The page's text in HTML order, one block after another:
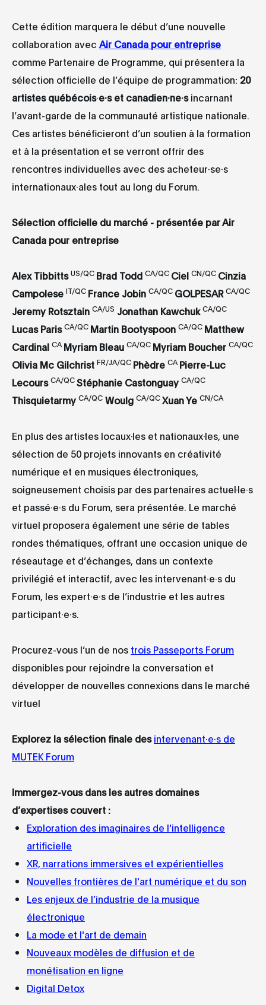
Cette édition marquera le début d’une nouvelle
collaboration avec Air Canada pour entreprise
comme Partenaire de Programme, qui présentera la
sélection officielle de l’équipe de programmation: 20
artistes québécois·e·s et canadien·ne·sincarnant
l’avant-garde de la communauté artistique nationale.
Ces artistes bénéficieront d’un soutien à la formation
et à la présentation et se verront offrir des
rencontres individuelles avec des acheteur·se·s
internationaux·ales tout au long du Forum.
Sélection officielle du marché - présentée par Air
Canada pour entreprise
Alex Tibbitts US/QC Brad Todd CA/QC Ciel CN/QC Cinzia
Campolese IT/QC France Jobin CA/QC GOLPESAR CA/QC
Jeremy Rotsztain CA/US Jonathan Kawchuk CA/QC
Lucas Paris CA/QC Martin Bootyspoon CA/QC Matthew
Cardinal CA Myriam Bleau CA/QC Myriam Boucher CA/QC
Olivia Mc Gilchrist FR/JA/QC Phèdre CA Pierre-Luc
Lecours CA/QC Stéphanie Castonguay CA/QC
Thisquietarmy CA/QC Woulg CA/QC Xuan Ye CN/CA
En plus des artistes locaux·les et nationaux·les, une
sélection de 50 projets innovants en créativité
numérique et en musiques électroniques,
soigneusement choisis par des partenaires actuel·le·s
et passé·e·s du Forum, sera présentée. Le marché
virtuel proposera également une série de tables
rondes thématiques, offrant une occasion unique de
réseautage et d’échanges, dans un contexte
privilégié et interactif, avec les intervenant·e·s du
Forum, les expert·e·s de l’industrie et les autres
participant·e·s.
Procurez-vous l’un de nos trois Passeports Forum
disponibles pour rejoindre la conversation et
développer de nouvelles connexions dans le marché
virtuel
Explorez la sélection finale desintervenant·e·s de
MUTEK Forum
Immergez-vous dans les autres domaines
d’expertises couvert :
Exploration des imaginaires de l'intelligence
artificielle
XR, narrations immersives et expérientielles
Nouvelles frontières de l'art numérique et du son
Les enjeux de l’industrie de la musique
électronique
La mode et l'art de demain
Nouveaux modèles de diffusion et de
monétisation en ligne
Digital Detox